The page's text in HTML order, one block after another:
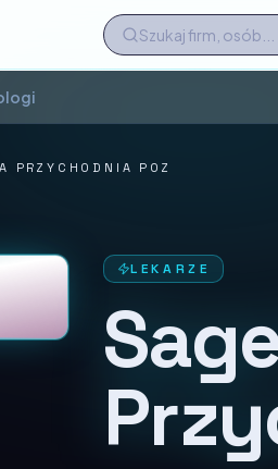
PRZYCHODNIA POZ
LEKARZE